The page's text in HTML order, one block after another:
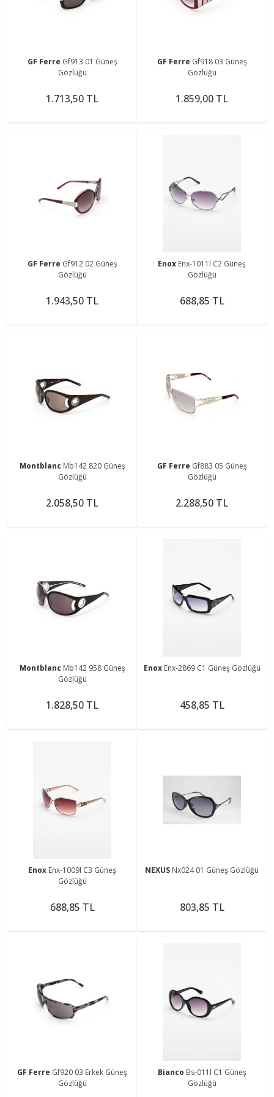
GF Ferre Gf913 01 Güneş
Gözlüğü
1.713,50 TL
GF Ferre Gf918 03 Güneş
Gözlüğü
1.859,00 TL
GF Ferre Gf912 02 Güneş
Gözlüğü
1.943,50 TL
Enox Enx-1011l C2 Güneş
Gözlüğü
688,85 TL
Montblanc Mb142 820 Güneş
Gözlüğü
2.058,50 TL
GF Ferre Gf883 05 Güneş
Gözlüğü
2.288,50 TL
Montblanc Mb142 958 Güneş
Gözlüğü
1.828,50 TL
Enox Enx-2869 C1 Güneş Gözlüğü
458,85 TL
Enox Enx-1009l C3 Güneş
Gözlüğü
688,85 TL
NEXUS Nx024 01 Güneş Gözlüğü
803,85 TL
GF Ferre Gf920 03 Erkek Güneş
Gözlüğü
Bianco Bs-011l C1 Güneş
Gözlüğü